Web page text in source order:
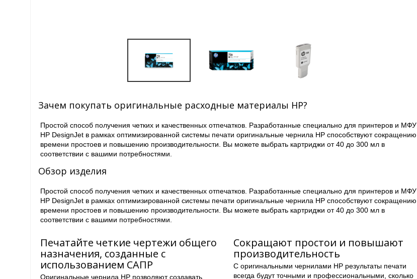
Зачем покупать оригинальные расходные материалы HP?
Простой способ получения четких и качественных отпечатков. Разработанные специально для принтеров и МФУ
HP DesignJet в рамках оптимизированной системы печати оригинальные чернила HP способствуют сокращению
времени простоев и повышению производительности. Вы можете выбрать картриджи от 40 до 300 мл в
соответствии с вашими потребностями.
Обзор изделия
Простой способ получения четких и качественных отпечатков. Разработанные специально для принтеров и МФУ
HP DesignJet в рамках оптимизированной системы печати оригинальные чернила HP способствуют сокращению
времени простоев и повышению производительности. Вы можете выбрать картриджи от 40 до 300 мл в
соответствии с вашими потребностями.
Печатайте четкие чертежи общего
назначения, созданные с
использованием САПР
Оригинальные чернила HP позволяют создавать
Сокращают простои и повышают
производительность
С оригинальными чернилами HP результаты печати
всегда будут точными и профессиональными, сколько